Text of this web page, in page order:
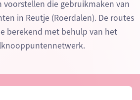
voorstellen die gebruikmaken van
in Reutje (Roerdalen). De routes
berekend met behulp van het